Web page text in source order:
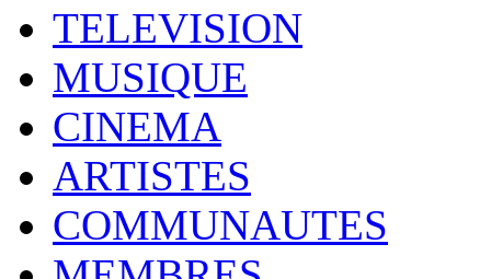
TELEVISION
MUSIQUE
CINEMA
ARTISTES
COMMUNAUTES